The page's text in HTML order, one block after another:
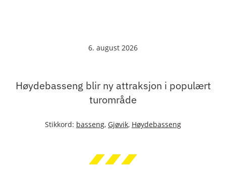
6. august 2026
Høydebasseng blir ny attraksjon i populært
turområde
Stikkord: basseng, Gjøvik, Høydebasseng